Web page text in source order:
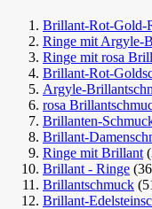
Brillant-Rot-Gold-
Ringe mit Argyle-
Ringe mit rosa
Brillant-Rot-
Argyle-
rosa
Brillanten-
Brillant-
Ringe mit Brillant
Brillant - Ringe
Brillantschmuck
Brillant-